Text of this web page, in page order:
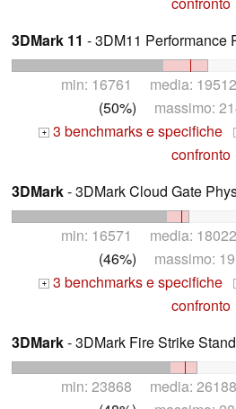
3DMark 11 - 3DM11 Performance
min: 16761 media:
(50%) massimo:
+ 3 benchmarks e specifiche
confronto
3DMark- 3DMark Cloud Gate
min: 16571 media:
(46%) massimo:
+ 3 benchmarks e specifiche
confronto
3DMark- 3DMark Fire Strike
min: 23868 media: